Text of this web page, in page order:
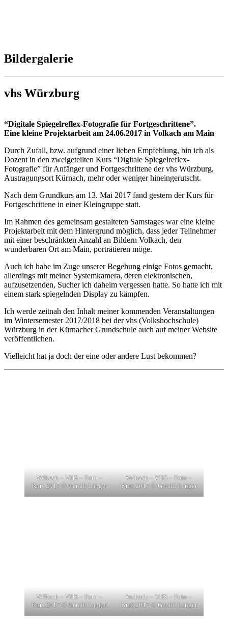
Bildergalerie
vhs Würzburg
“Digitale Spiegelreflex-Fotografie für Fortgeschrittene”.
Eine kleine Projektarbeit am 24.06.2017 in Volkach am Main
Durch Zufall, bzw. aufgrund einer lieben Empfehlung, bin ich als
Dozent in den zweigeteilten Kurs “Digitale Spiegelreflex-
Fotografie” für Anfänger und Fortgeschrittene der vhs Würzburg,
Austragungsort Kürnach, mehr oder weniger hineingerutscht.
Nach dem Grundkurs am 13. Mai 2017 fand gestern der Kurs für
Fortgeschrittene in einer Kleingruppe statt.
Im Rahmen des gemeinsam gestalteten Samstages war eine kleine
Projektarbeit mit dem Hintergrund möglich, dass jeder Teilnehmer
mit einer beschränkten Anzahl an Bildern Volkach, den
wunderbaren Ort am Main, porträtieren möge.
Auch ich habe im Zuge unserer Begehung einige Fotos gemacht,
allerdings mit meiner Systemkamera, deren elektronischen,
aufzusetzenden, Sucher ich daheim vergessen hatte. So hatte ich mit
einem stark spiegelnden Display zu kämpfen.
Ich werde zeitnah den Inhalt meiner kommenden Veranstaltungen
im Wintersemester 2017/2018 bei der vhs (Volkshochschule)
Würzburg in der Kürnacher Grundschule auch auf meiner Website
veröffentlichen.
Vielleicht hat ja doch der eine oder andere Lust bekommen?
Volkach – VHS – Foto –
Kurs 2017 © Gerald Langer
Volkach – VHS – Foto –
Kurs 2017 © Gerald Langer
Volkach – VHS – Foto –
Kurs 2017 © Gerald Langer
Volkach – VHS – Foto –
Kurs 2017 © Gerald Langer